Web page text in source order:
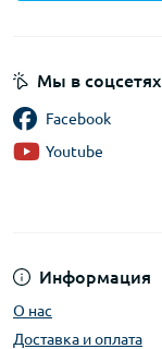
Информация
О нас
Доставка и оплата
Мы в соцсетях
Facebook
Youtube